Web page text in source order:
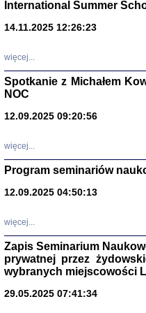
International Summer
14.11.2025 12:26:23
więcej...
Spotkanie z Michałem
NOC
12.09.2025 09:20:56
więcej...
Program seminariów
12.09.2025 04:50:13
więcej...
Zapis Seminarium
prywatnej przez
wybranych miejscowości
29.05.2025 07:41:34